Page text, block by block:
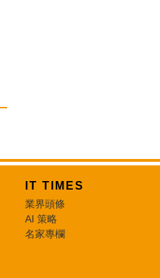
IT TIMES
業界頭條
AI 策略
名家專欄